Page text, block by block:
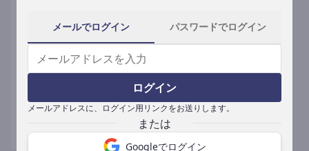
メールでログイン パスワードでログイン
ログイン
メールアドレスに、ログイン用リンクをお送りします。
Googleでログイン